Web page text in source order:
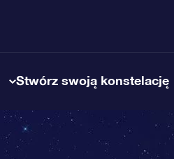
Stwórz swoją konstelację